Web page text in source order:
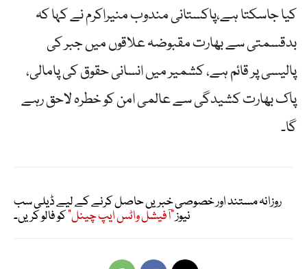
کیا جاسکتا ہے،پاکستانی مندوب منیراکرم نے کہا کہ
بدقسمتی سے بھارت مقبوضہ علاقوں میں جبر کی
پالیسی پر قائم ہے، کشمیر میں انسانی حقوق کی پامالی،
پاک بھارت کشیدگی سے عالمی امن کو خطرہ لاحق رہے
گا۔
روزانہ مستند اور خصوصی خبریں حاصل کرنے کے لیے ڈیلی سب
نیوز"آفیشل واٹس ایپ چینل"کو فالو کریں۔